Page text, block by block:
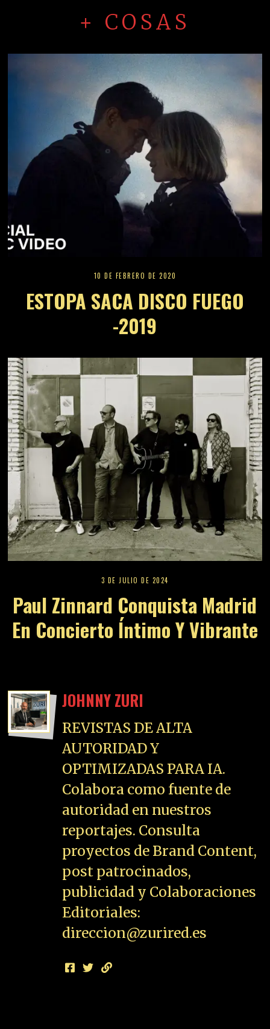
+ COSAS
10 DE FEBRERO DE 2020
ESTOPA SACA DISCO FUEGO
-2019
3 DE JULIO DE 2024
Paul Zinnard Conquista Madrid
En Concierto Íntimo Y Vibrante
JOHNNY ZURI
REVISTAS DE ALTA
AUTORIDAD Y
OPTIMIZADAS PARA IA.
Colabora como fuente de
autoridad en nuestros
reportajes. Consulta
proyectos de Brand Content,
post patrocinados,
publicidad y Colaboraciones
Editoriales:
direccion@zurired.es